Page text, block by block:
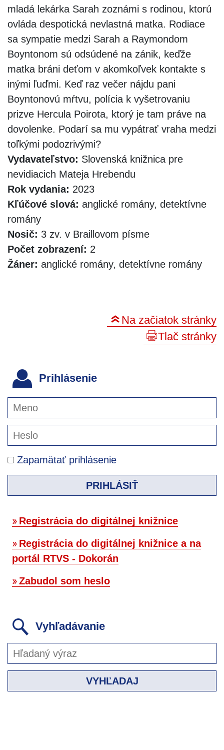
mladá lekárka Sarah zoznámi s rodinou, ktorú
ovláda despotická nevlastná matka. Rodiace
sa sympatie medzi Sarah a Raymondom
Boyntonom sú odsúdené na zánik, keďže
matka bráni deťom v akomkoľvek kontakte s
inými ľuďmi. Keď raz večer nájdu pani
Boyntonovú mŕtvu, polícia k vyšetrovaniu
prizve Hercula Poirota, ktorý je tam práve na
dovolenke. Podarí sa mu vypátrať vraha medzi
toľkými podozrivými?
Vydavateľstvo: Slovenská knižnica pre
nevidiacich Mateja Hrebendu
Rok vydania: 2023
Kľúčové slová: anglické romány, detektívne
romány
Nosič: 3 zv. v Braillovom písme
Počet zobrazení: 2
Žáner: anglické romány, detektívne romány
Na začiatok stránky
Tlač stránky
Prihlásenie
Zapamätať prihlásenie
PRIHLÁSIŤ
Registrácia do digitálnej knižnice
Registrácia do digitálnej knižnice a na
portál RTVS - Dokorán
Zabudol som heslo
Vyhľadávanie
VYHĽADAJ